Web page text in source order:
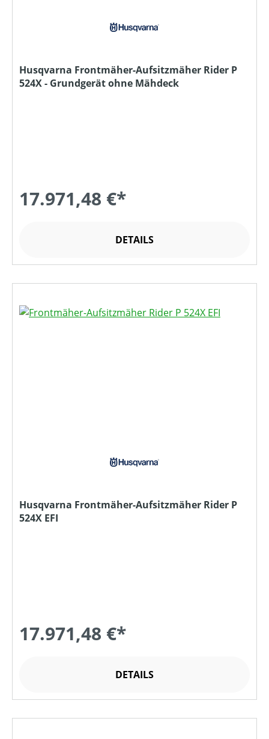
Husqvarna Frontmäher-Aufsitzmäher Rider P
524X - Grundgerät ohne Mähdeck
17.971,48 €*
DETAILS
Husqvarna Frontmäher-Aufsitzmäher Rider P
524X EFI
17.971,48 €*
DETAILS